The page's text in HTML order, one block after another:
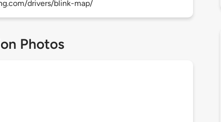
drivers/blink-map/
Photos